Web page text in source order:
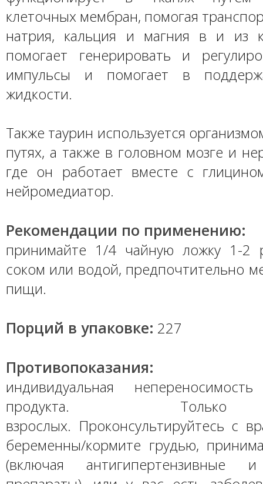
клеточных мембран, помогая
натрия, кальция и магния в и из
помогает генерировать и
импульсы и помогает в
жидкости.
Также таурин используется
путях, а также в головном мозге и
где он работает вместе с
нейромедиатор.
Рекомендации по применению:
принимайте 1/4 чайную ложку 1-2
соком или водой, предпочтительно
пищи.
Порций в упаковке: 227
Противопоказания:
индивидуальная
продукта.
взрослых. Проконсультируйтесь с
беременны/кормите грудью,
(включая антигипертензивные